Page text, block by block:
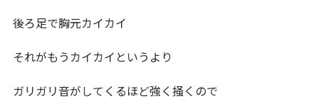
後ろ足で胸元カイカイ
それがもうカイカイというより
ガリガリ音がしてくるほど強く掻くので